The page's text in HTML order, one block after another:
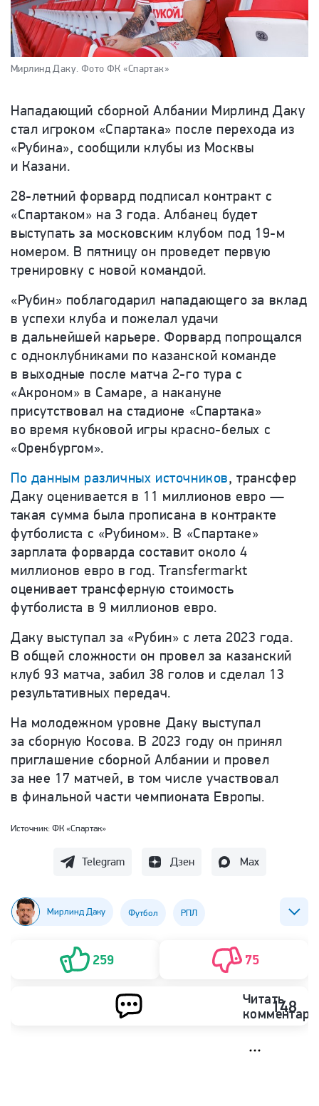
Мирлинд Даку. Фото ФК «Спартак»
Нападающий сборной Албании Мирлинд Даку
стал игроком «Спартака» после перехода из
«Рубина», сообщили клубы из Москвы
и Казани.
28-летний форвард подписал контракт с
«Спартаком» на 3 года. Албанец будет
выступать за московским клубом под 19-м
номером. В пятницу он проведет первую
тренировку с новой командой.
«Рубин» поблагодарил нападающего за вклад
в успехи клуба и пожелал удачи
в дальнейшей карьере. Форвард попрощался
с одноклубниками по казанской команде
в выходные после матча 2-го тура с
«Акроном» в Самаре, а накануне
присутствовал на стадионе «Спартака»
во время кубковой игры красно-белых с
«Оренбургом».
По данным различных источников, трансфер
Даку оценивается в 11 миллионов евро —
такая сумма была прописана в контракте
футболиста с «Рубином». В «Спартаке»
зарплата форварда составит около 4
миллионов евро в год. Transfermarkt
оценивает трансферную стоимость
футболиста в 9 миллионов евро.
Даку выступал за «Рубин» с лета 2023 года.
В общей сложности он провел за казанский
клуб 93 матча, забил 38 голов и сделал 13
результативных передач.
На молодежном уровне Даку выступал
за сборную Косова. В 2023 году он принял
приглашение сборной Албании и провел
за нее 17 матчей, в том числе участвовал
в финальной части чемпионата Европы.
Источник: ФК «Спартак»
Telegram Дзен Max
Мирлинд Даку Футбол РПЛ
ФК Рубин (Казань) 259 75
Читать148